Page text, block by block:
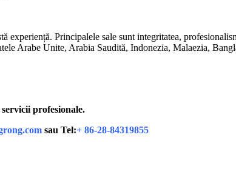
Principalele sale sunt integritatea,
Arabe Unite, Arabia Saudită, Indonezia, Malaezia,
profesionale.
sau Tel:+ 86-28-84319855